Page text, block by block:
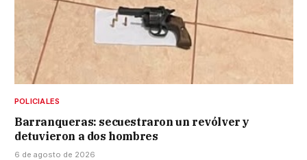
POLICIALES
Barranqueras: secuestraron un revólver y
detuvieron a dos hombres
6 de agosto de 2026